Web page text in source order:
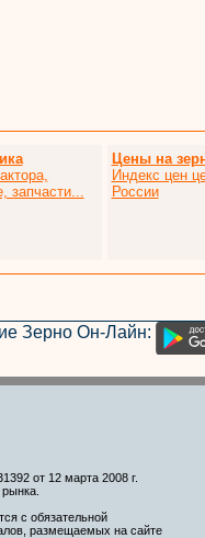
запчасти...
Цены на
Индекс цен
России
Зерно Он-Лайн:
от 12 марта 2008 г.
с обязательной
размещаемых на сайте